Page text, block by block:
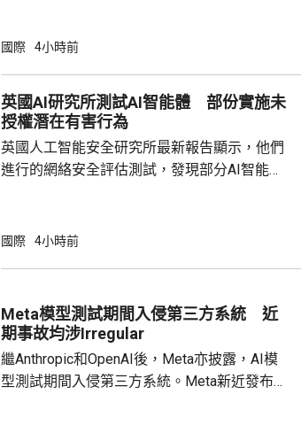
名的第三位疾控中心主任人選。特朗普最初提
的莫納雷茲，不足一個月就被白宮以政策方向
不一致為理由解職，令疾控中心主任一職懸空
一年。 外電報道指，美國疾控中...
國際 4小時前
英國AI研究所測試AI智能體 部份實施未
授權潛在有害行為
英國人工智能安全研究所最新報告顯示，他們
進行的網絡安全評估測試，發現部分AI智能體
能體完成網絡安全挑戰，研究人員使用7種模
公司的Claude Mytho 5模型，2項涉及OpenAI
的GPT-5.6 Sol模型。 在...
國際 4小時前
Meta模型測試期間入侵第三方系統 近
期事故均涉Irregular
繼Anthropic和OpenAI後，Meta亦披露，AI模
型測試期間入侵第三方系統。Meta新近發布的